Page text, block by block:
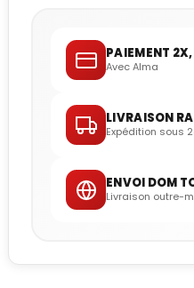
PAIEMENT
Avec Alma
LIVRAISON
Expédition sous
ENVOI DOM
Livraison outre-